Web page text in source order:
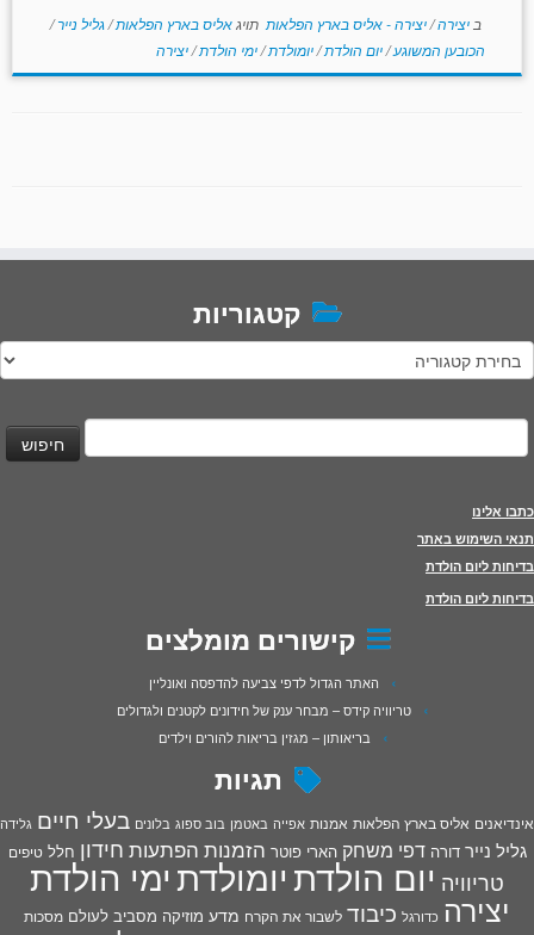
ב יצירה/יצירה - אליס בארץ הפלאות תויגאליס בארץ הפלאות/גליל נייר/
הכובען המשוגע/יום הולדת/יומולדת/ימי הולדת/יצירה
קטגוריות
קטגוריות
חיפוש:
כתבו אלינו
תנאי השימוש באתר
בדיחות ליום הולדת
בדיחות ליום הולדת
קישורים מומלצים
האתר הגדול לדפי צביעה להדפסה ואונליין
טריוויה קידס – מבחר ענק של חידונים לקטנים ולגדולים
בריאותון – מגזין בריאות להורים וילדים
תגיות
אינדיאנים אליס בארץ הפלאות אמנות אפייה באטמן בוב ספוג בלונים בעלי חיים גלידה
גליל נייר דורה דפי משחק הארי פוטר הזמנות הפתעות חידון חלל טיפים
טריוויה יום הולדתיומולדתימי הולדת
יצירה כדורגל כיבוד לשבור את הקרח מדע מוזיקה מסביב לעולם מסכות